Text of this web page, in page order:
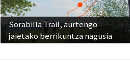
Sorabilla Trail, aurtengo
jaietako berrikuntza nagusia